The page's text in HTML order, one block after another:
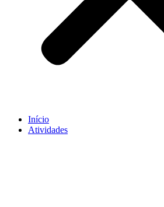
Início
Atividades